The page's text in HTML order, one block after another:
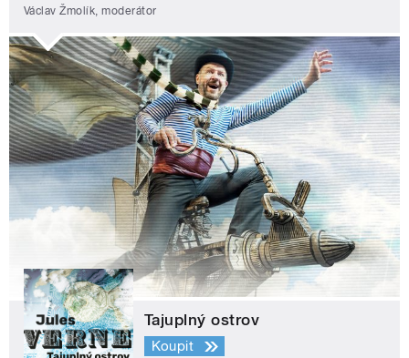
Václav Žmolík, moderátor
Tajuplný ostrov
Koupit